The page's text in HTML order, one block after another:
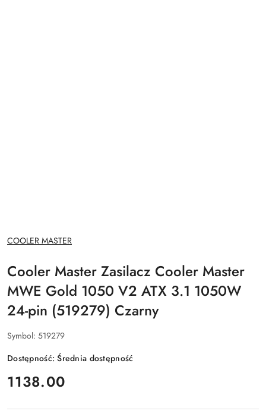
NAZWA
PRODUCENTA:
COOLER MASTER
Cooler Master Zasilacz Cooler Master
MWE Gold 1050 V2 ATX 3.1 1050W
24-pin (519279) Czarny
Symbol: 519279
Dostępność:Średnia dostępność
cena:
1138.00